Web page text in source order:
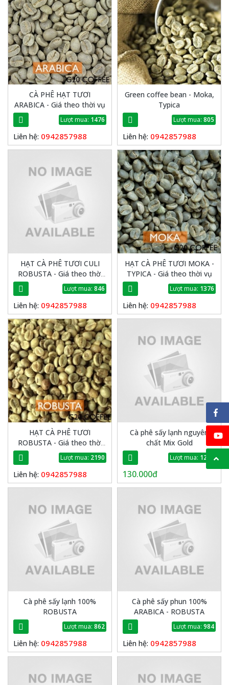
CÀ PHÊ HẠT TƯƠI
ARABICA - Giá theo thời vụ
Lượt mua: 1476
Liên hệ: 0942857988
Green coffee bean - Moka,
Typica
Lượt mua: 805
Liên hệ: 0942857988
HẠT CÀ PHÊ TƯƠI CULI
ROBUSTA - Giá theo thời
vụLượt mua: 846
Liên hệ: 0942857988
HẠT CÀ PHÊ TƯƠI MOKA -
TYPICA - Giá theo thời vụ
Lượt mua: 1376
Liên hệ: 0942857988
HẠT CÀ PHÊ TƯƠI
ROBUSTA - Giá theo thời
vụLượt mua: 2190
Liên hệ: 0942857988
Cà phê sấy lạnh nguyên
chất Mix Gold
Lượt mua: 1204
130.000đ
Cà phê sấy lạnh 100%
ROBUSTA
Lượt mua: 862
Liên hệ: 0942857988
Cà phê sấy phun 100%
ARABICA - ROBUSTA
Lượt mua: 984
Liên hệ: 0942857988